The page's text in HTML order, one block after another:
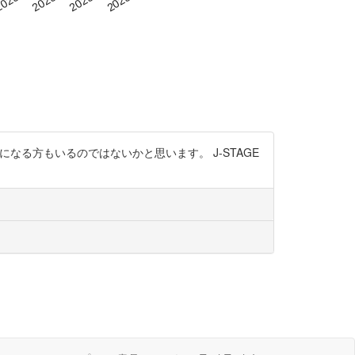
なる方もいるのではないかと思います。 J-STAGE